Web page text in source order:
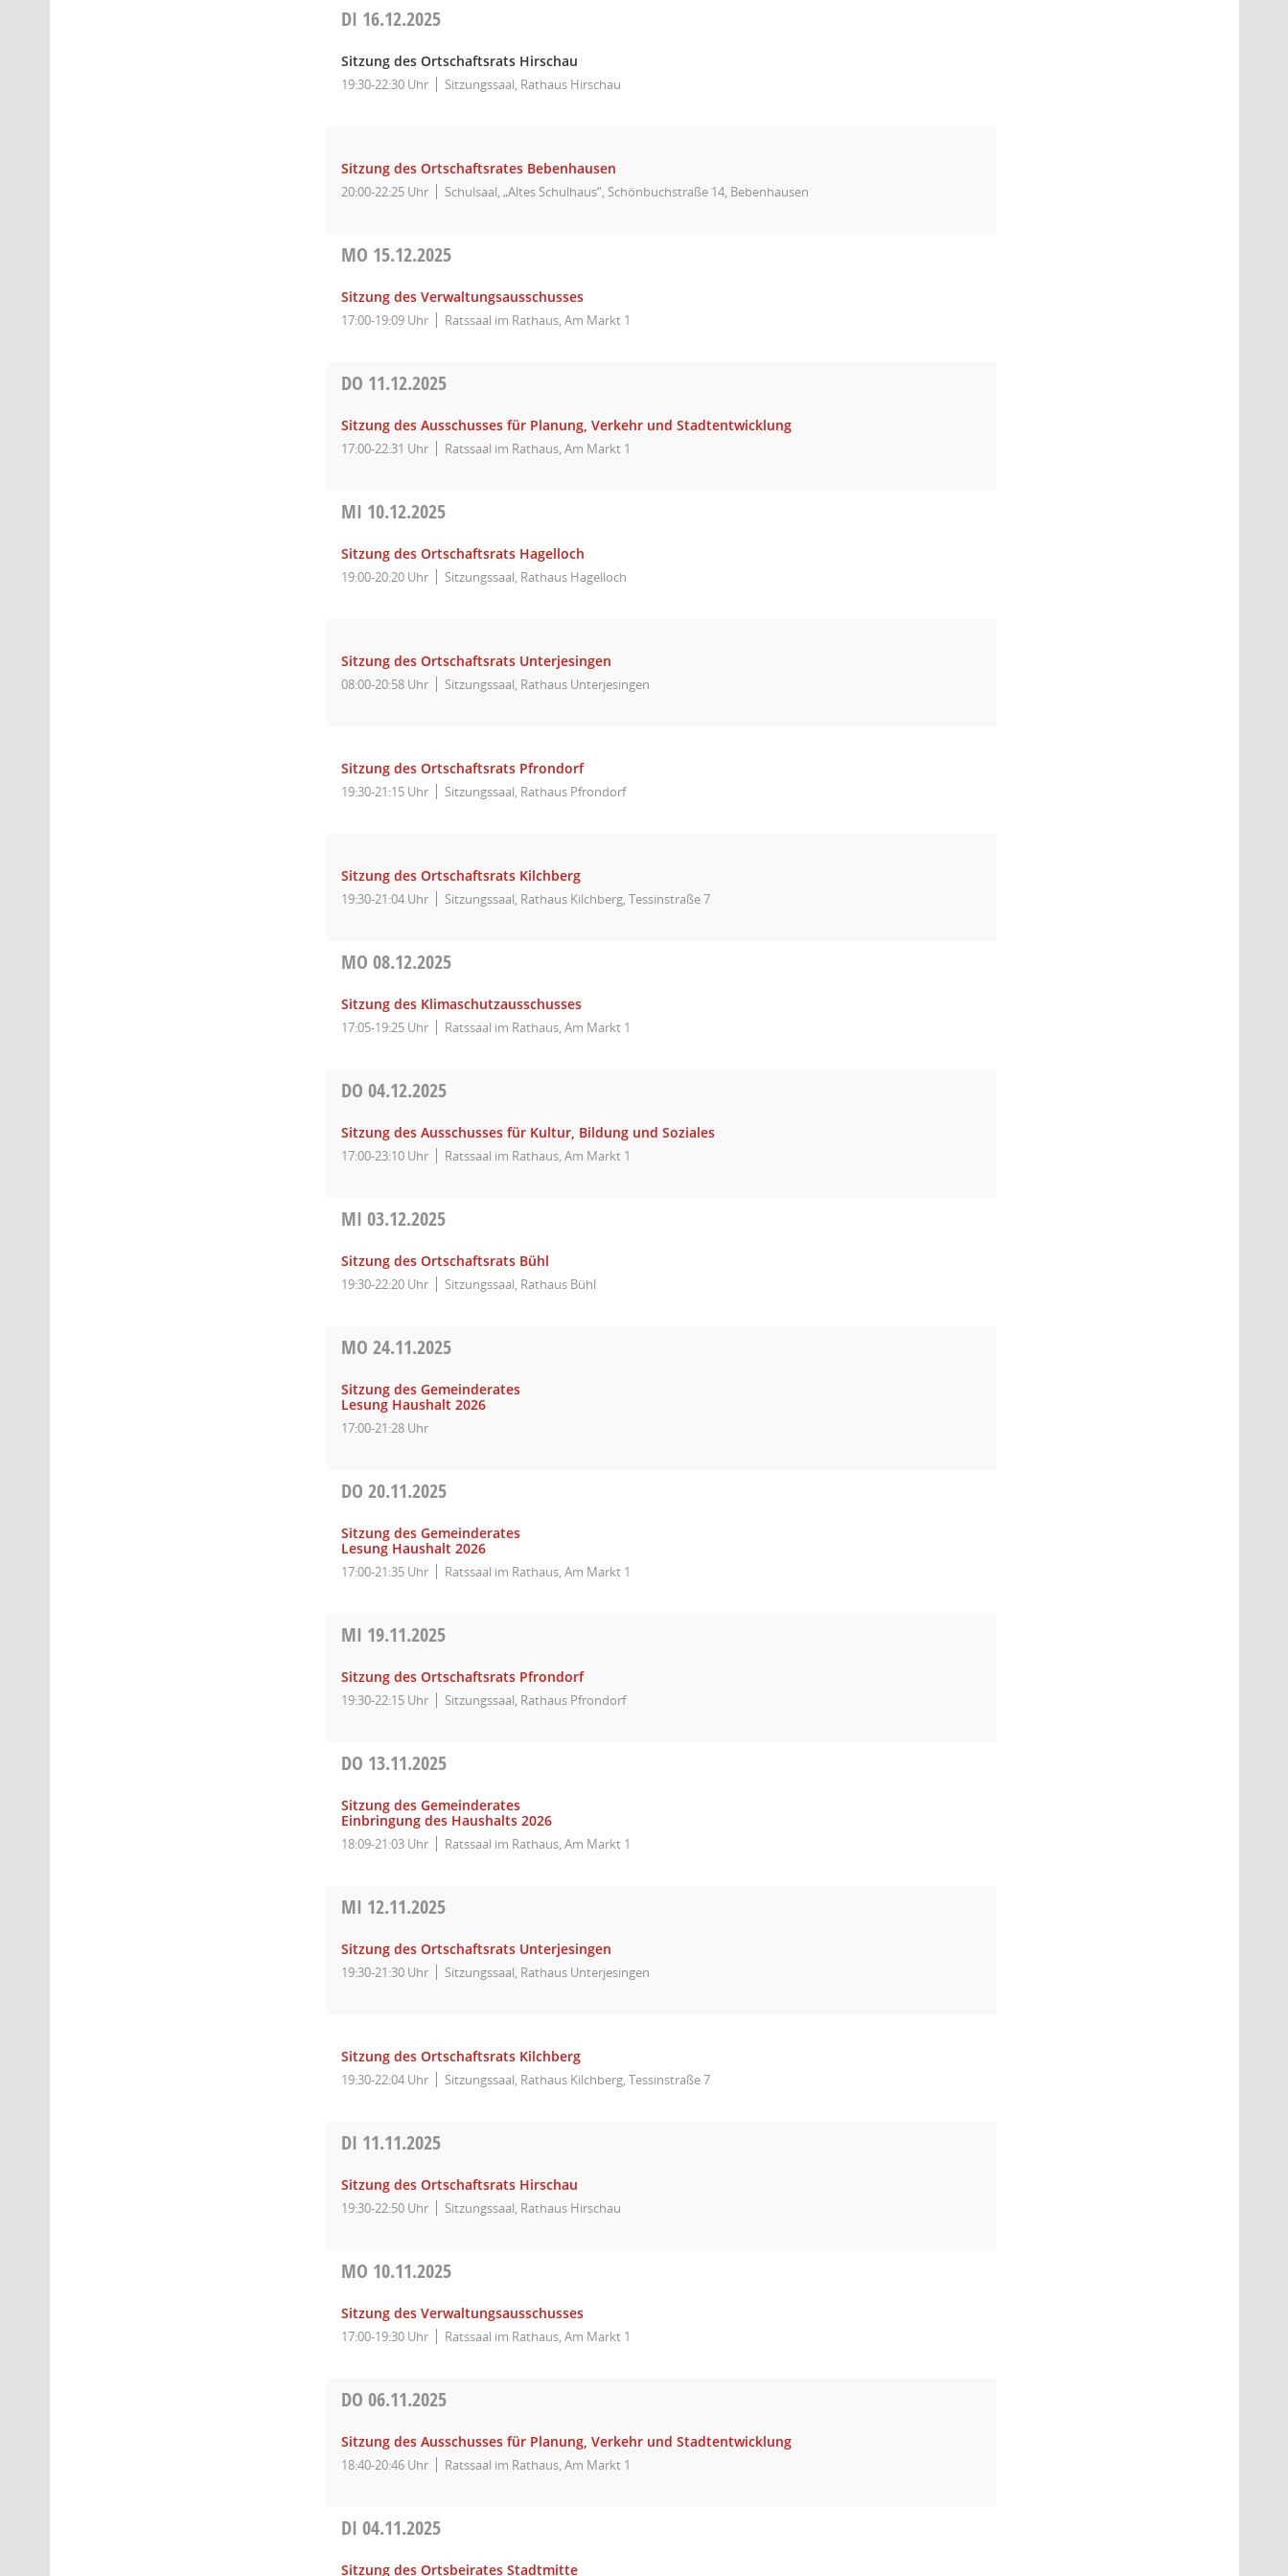
DI 16.12.2025
Sitzung des Ortschaftsrats Hirschau
19:30-22:30 Uhr Sitzungssaal, Rathaus Hirschau
Sitzung des Ortschaftsrates Bebenhausen
20:00-22:25 Uhr Schulsaal, „Altes Schulhaus“, Schönbuchstraße 14, Bebenhausen
MO 15.12.2025
Sitzung des Verwaltungsausschusses
17:00-19:09 Uhr Ratssaal im Rathaus, Am Markt 1
DO 11.12.2025
Sitzung des Ausschusses für Planung, Verkehr und Stadtentwicklung
17:00-22:31 Uhr Ratssaal im Rathaus, Am Markt 1
MI 10.12.2025
Sitzung des Ortschaftsrats Hagelloch
19:00-20:20 Uhr Sitzungssaal, Rathaus Hagelloch
Sitzung des Ortschaftsrats Unterjesingen
08:00-20:58 Uhr Sitzungssaal, Rathaus Unterjesingen
Sitzung des Ortschaftsrats Pfrondorf
19:30-21:15 Uhr Sitzungssaal, Rathaus Pfrondorf
Sitzung des Ortschaftsrats Kilchberg
19:30-21:04 Uhr Sitzungssaal, Rathaus Kilchberg, Tessinstraße 7
MO08.12.2025
Sitzung des Klimaschutzausschusses
17:05-19:25 Uhr Ratssaal im Rathaus, Am Markt 1
DO04.12.2025
Sitzung des Ausschusses für Kultur, Bildung und Soziales
17:00-23:10 Uhr Ratssaal im Rathaus, Am Markt 1
MI03.12.2025
Sitzung des Ortschaftsrats Bühl
19:30-22:20 Uhr Sitzungssaal, Rathaus Bühl
MO24.11.2025
Sitzung des Gemeinderates
Lesung Haushalt 2026
17:00-21:28 Uhr
DO20.11.2025
Sitzung des Gemeinderates
Lesung Haushalt 2026
17:00-21:35 Uhr Ratssaal im Rathaus, Am Markt 1
MI 19.11.2025
Sitzung des Ortschaftsrats Pfrondorf
19:30-22:15 Uhr Sitzungssaal, Rathaus Pfrondorf
DO 13.11.2025
Sitzung des Gemeinderates
Einbringung des Haushalts 2026
18:09-21:03 Uhr Ratssaal im Rathaus, Am Markt 1
MI 12.11.2025
Sitzung des Ortschaftsrats Unterjesingen
19:30-21:30 Uhr Sitzungssaal, Rathaus Unterjesingen
Sitzung des Ortschaftsrats Kilchberg
19:30-22:04 Uhr Sitzungssaal, Rathaus Kilchberg, Tessinstraße 7
DI 11.11.2025
Sitzung des Ortschaftsrats Hirschau
19:30-22:50 Uhr Sitzungssaal, Rathaus Hirschau
MO 10.11.2025
Sitzung des Verwaltungsausschusses
17:00-19:30 Uhr Ratssaal im Rathaus, Am Markt 1
DO06.11.2025
Sitzung des Ausschusses für Planung, Verkehr und Stadtentwicklung
18:40-20:46 Uhr Ratssaal im Rathaus, Am Markt 1
DI04.11.2025
Sitzung des Ortsbeirates Stadtmitte